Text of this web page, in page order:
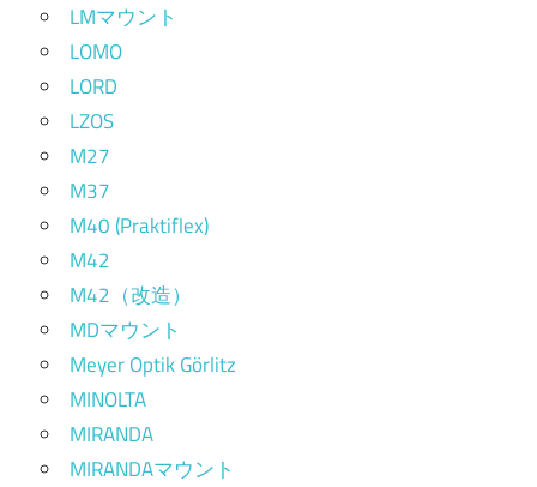
LMマウント
LOMO
LORD
LZOS
M27
M37
M40 (Praktiflex)
M42
M42（改造）
MDマウント
Meyer Optik Görlitz
MINOLTA
MIRANDA
MIRANDAマウント